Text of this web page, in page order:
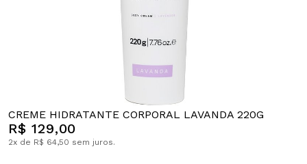
CREME HIDRATANTE CORPORAL LAVANDA 220G
R$ 129,00
2x de R$ 64,50 sem juros.